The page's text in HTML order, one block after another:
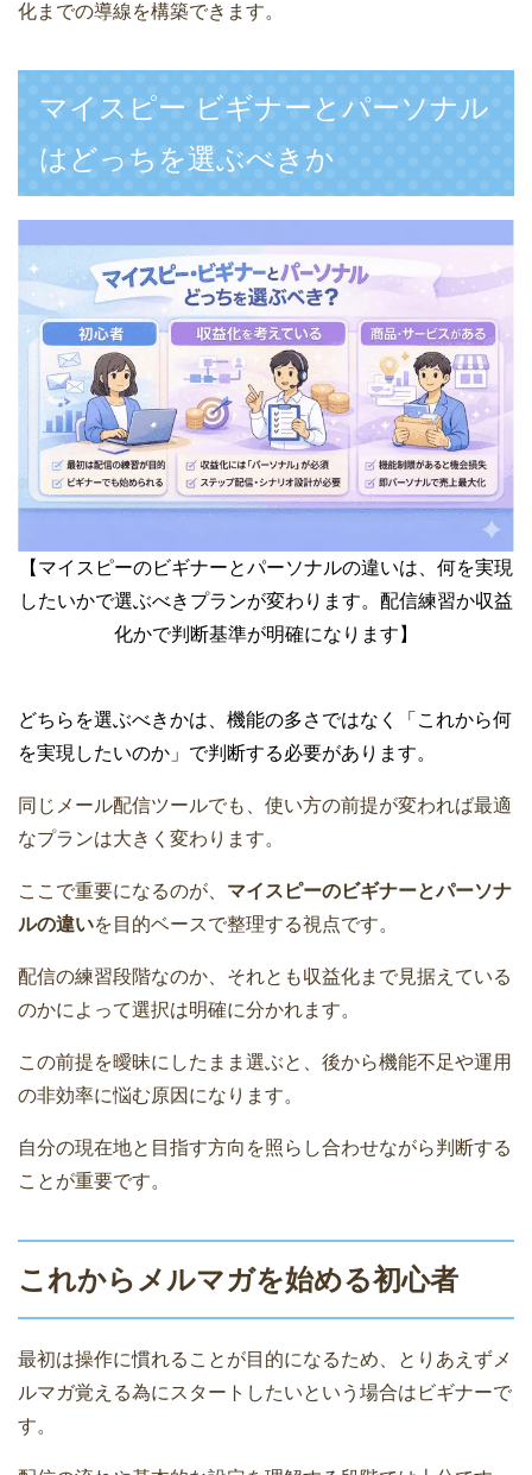
化までの導線を構築できます。
マイスピー ビギナーとパーソナル
はどっちを選ぶべきか
【マイスピーのビギナーとパーソナルの違いは、何を実現
したいかで選ぶべきプランが変わります。配信練習か収益
化かで判断基準が明確になります】
どちらを選ぶべきかは、機能の多さではなく「これから何
を実現したいのか」で判断する必要があります。
同じメール配信ツールでも、使い方の前提が変われば最適
なプランは大きく変わります。
ここで重要になるのが、 マイスピーのビギナーとパーソナ
ルの違いを目的ベースで整理する視点です。
配信の練習段階なのか、それとも収益化まで見据えている
のかによって選択は明確に分かれます。
この前提を曖昧にしたまま選ぶと、後から機能不足や運用
の非効率に悩む原因になります。
自分の現在地と目指す方向を照らし合わせながら判断する
ことが重要です。
これからメルマガを始める初心者
最初は操作に慣れることが目的になるため、とりあえずメ
ルマガ覚える為にスタートしたいという場合はビギナーで
す。